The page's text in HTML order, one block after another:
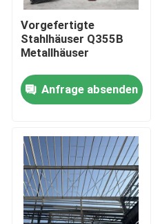
Vorgefertigte
Stahlhäuser Q355B
Metallhäuser
Anfrage absenden